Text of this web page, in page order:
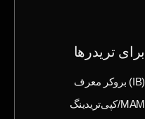
برای تریدرها
(IB) بروکر معرف
MAM/کپی‌تریدینگ